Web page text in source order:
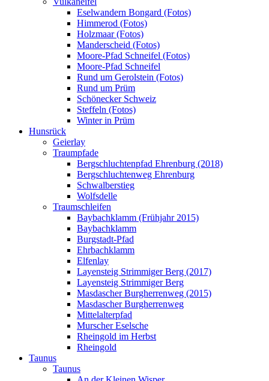
Eselwandern Bongard (Fotos)
Himmerod (Fotos)
Holzmaar (Fotos)
Manderscheid (Fotos)
Moore-Pfad Schneifel (Fotos)
Moore-Pfad Schneifel
Rund um Gerolstein (Fotos)
Rund um Prüm
Schönecker Schweiz
Steffeln (Fotos)
Winter in Prüm
Hunsrück
Geierlay
Traumpfade
Bergschluchtenpfad Ehrenburg (2018)
Bergschluchtenweg Ehrenburg
Schwalberstieg
Wolfsdelle
Traumschleifen
Baybachklamm (Frühjahr 2015)
Baybachklamm
Burgstadt-Pfad
Ehrbachklamm
Elfenlay
Layensteig Strimmiger Berg (2017)
Layensteig Strimmiger Berg
Masdascher Burgherrenweg (2015)
Masdascher Burgherrenweg
Mittelalterpfad
Murscher Eselsche
Rheingold im Herbst
Rheingold
Taunus
Taunus